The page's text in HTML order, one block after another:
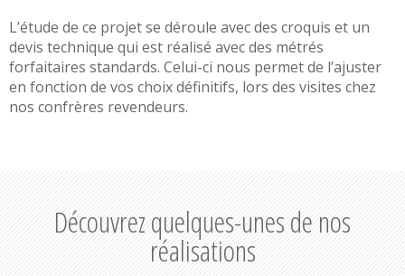
L’étude de ce projet se déroule avec des croquis et un
devis technique qui est réalisé avec des métrés
forfaitaires standards. Celui-ci nous permet de l’ajuster
en fonction de vos choix définitifs, lors des visites chez
nos confrères revendeurs.
Découvrez quelques-unes de nos
réalisations